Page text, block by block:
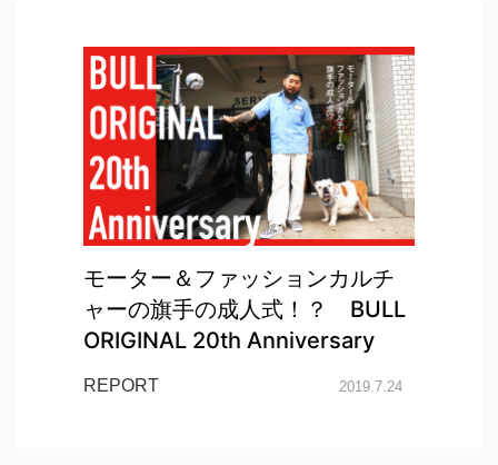
モーター＆ファッションカルチ
ャーの旗手の成人式！？ BULL
ORIGINAL 20th Anniversary
REPORT 2019.7.24